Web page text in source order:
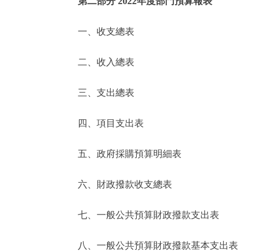
12345網上接訴即辦
參與調查
走進北京
北京概況
綠色北京
ENGLISH
一、收支總表
二、收入總表
三、支出總表
四、項目支出表
五、政府採購預算明細表
六、財政撥款收支總表
七、一般公共預算財政撥款支出表
八、一般公共預算財政撥款基本支出表